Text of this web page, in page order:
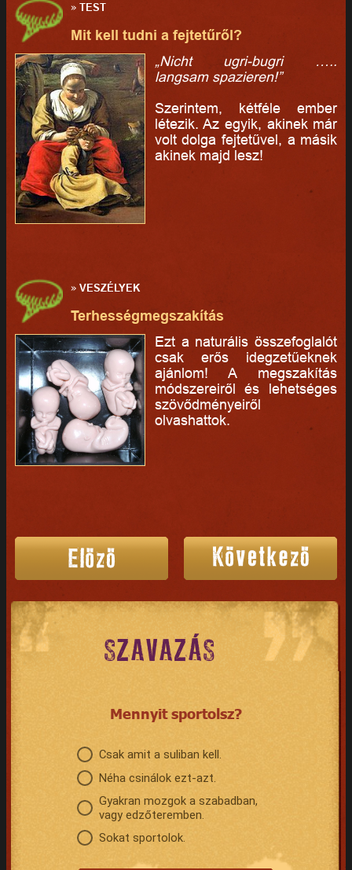
»TEST
Mit kell tudni a fejtetűről?
„Nicht ugri-bugri …..
langsam spazieren!”
Szerintem, kétféle ember
létezik. Az egyik, akinek már
volt dolga fejtetűvel, a másik
akinek majd lesz!
»VESZÉLYEK
Terhességmegszakítás
Ezt a naturális összefoglalót
csak erős idegzetűeknek
ajánlom! A megszakítás
módszereiről és lehetséges
szövődményeiről
olvashattok.
SZAVAZÁS
Mennyit sportolsz?
Csak amit a suliban kell.
Néha csinálok ezt-azt.
Gyakran mozgok a szabadban,
vagy edzőteremben.
Sokat sportolok.